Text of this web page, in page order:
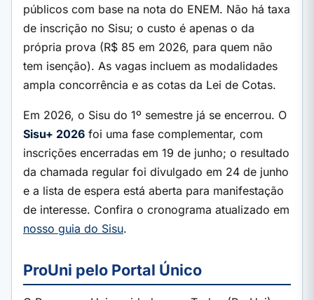
públicos com base na nota do ENEM. Não há taxa
de inscrição no Sisu; o custo é apenas o da
própria prova (R$ 85 em 2026, para quem não
tem isenção). As vagas incluem as modalidades
ampla concorrência e as cotas da Lei de Cotas.
Em 2026, o Sisu do 1º semestre já se encerrou. O
Sisu+ 2026 foi uma fase complementar, com
inscrições encerradas em 19 de junho; o resultado
da chamada regular foi divulgado em 24 de junho
e a lista de espera está aberta para manifestação
de interesse. Confira o cronograma atualizado em
nosso guia do Sisu.
ProUni pelo Portal Único